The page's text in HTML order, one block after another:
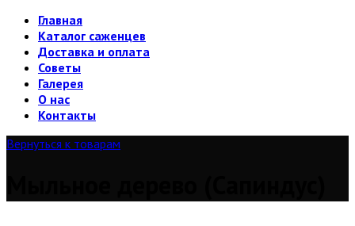
Главная
Каталог саженцев
Доставка и оплата
Советы
Галерея
О нас
Контакты
Вернуться к товарам